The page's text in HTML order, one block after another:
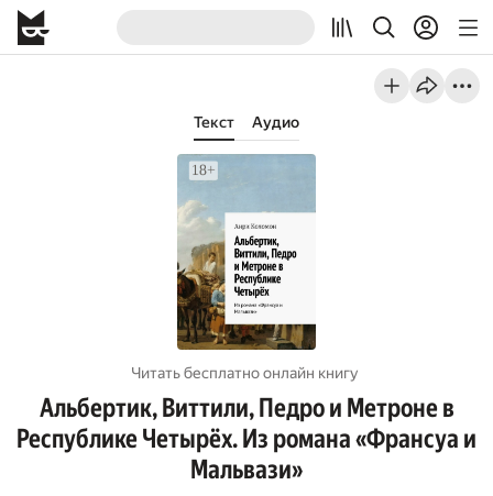
Текст Аудио
Читать бесплатно онлайн книгу
Альбертик, Виттили, Педро и Метроне в
Республике Четырёх. Из романа «Франсуа и
Мальвази»